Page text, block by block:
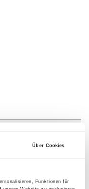
Über Cookies
Funktionen für